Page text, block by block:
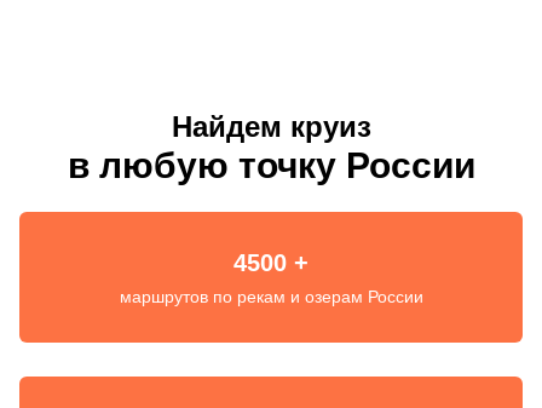
Найдем круиз
в любую точку России
4500 +
маршрутов по рекам и озерам России